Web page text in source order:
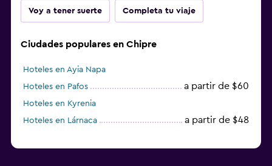
Voy a tener suerte Completa tu viaje
Ciudades populares en Chipre
Hoteles en Ayia Napa
Hoteles en Pafos
a partir de $60
Hoteles en Kyrenia
Hoteles en Lárnaca
a partir de $48